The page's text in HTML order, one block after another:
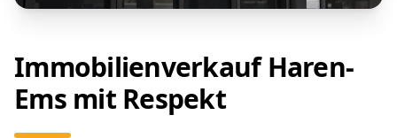
Immobilienverkauf Haren-
Ems mit Respekt